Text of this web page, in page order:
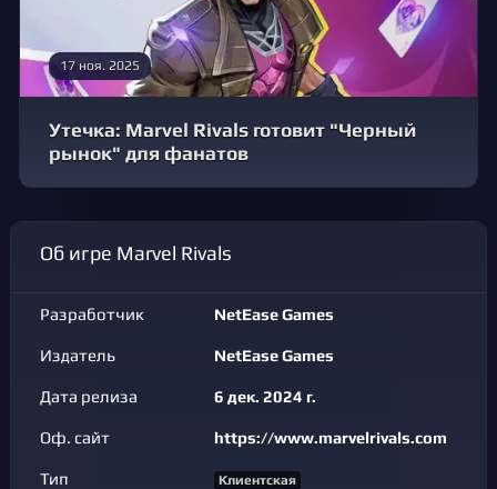
17 ноя. 2025
Утечка: Marvel Rivals готовит "Черный
рынок" для фанатов
Об игре Marvel Rivals
Разработчик NetEase Games
Издатель NetEase Games
Дата релиза 6 дек. 2024 г.
Оф. сайт https://www.marvelrivals.com
Тип Клиентская